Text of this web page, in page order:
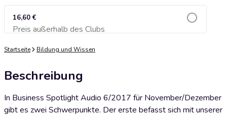
16,60 €
Preis außerhalb des ClubsZum Warenkorb hinzufügen
Startseite Bildung und Wissen
Beschreibung
In Business Spotlight Audio 6/2017 für November/Dezember
gibt es zwei Schwerpunkte. Der erste befasst sich mit unserer